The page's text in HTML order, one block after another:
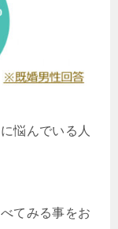
悩んでいる人
てみる事をお